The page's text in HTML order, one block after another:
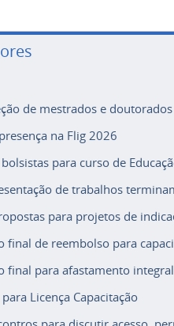
de mestrados e
na Flig 2026
para curso de
de trabalhos
para projetos de
final de reembolso para
final para afastamento
Licença Capacitação